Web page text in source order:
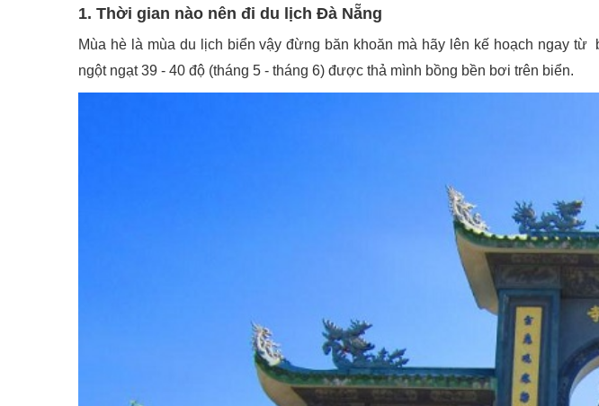
1. Thời gian nào nên đi du lịch Đà Nẵng
Mùa hè là mùa du lịch biển vậy đừng băn khoăn mà hãy lên kế hoạch ngay
ngột ngạt 39 - 40 độ (tháng 5 - tháng 6) được thả mình bồng bền bơi trên biển.